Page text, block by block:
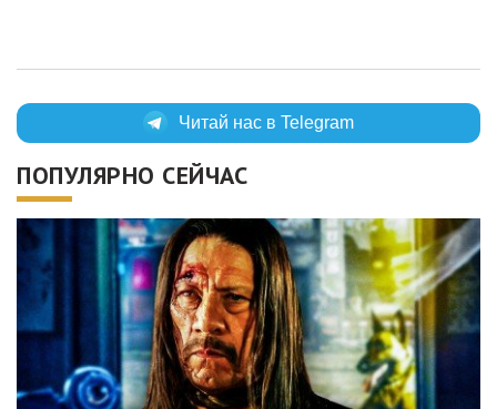
Читай нас в Telegram
ПОПУЛЯРНО СЕЙЧАС